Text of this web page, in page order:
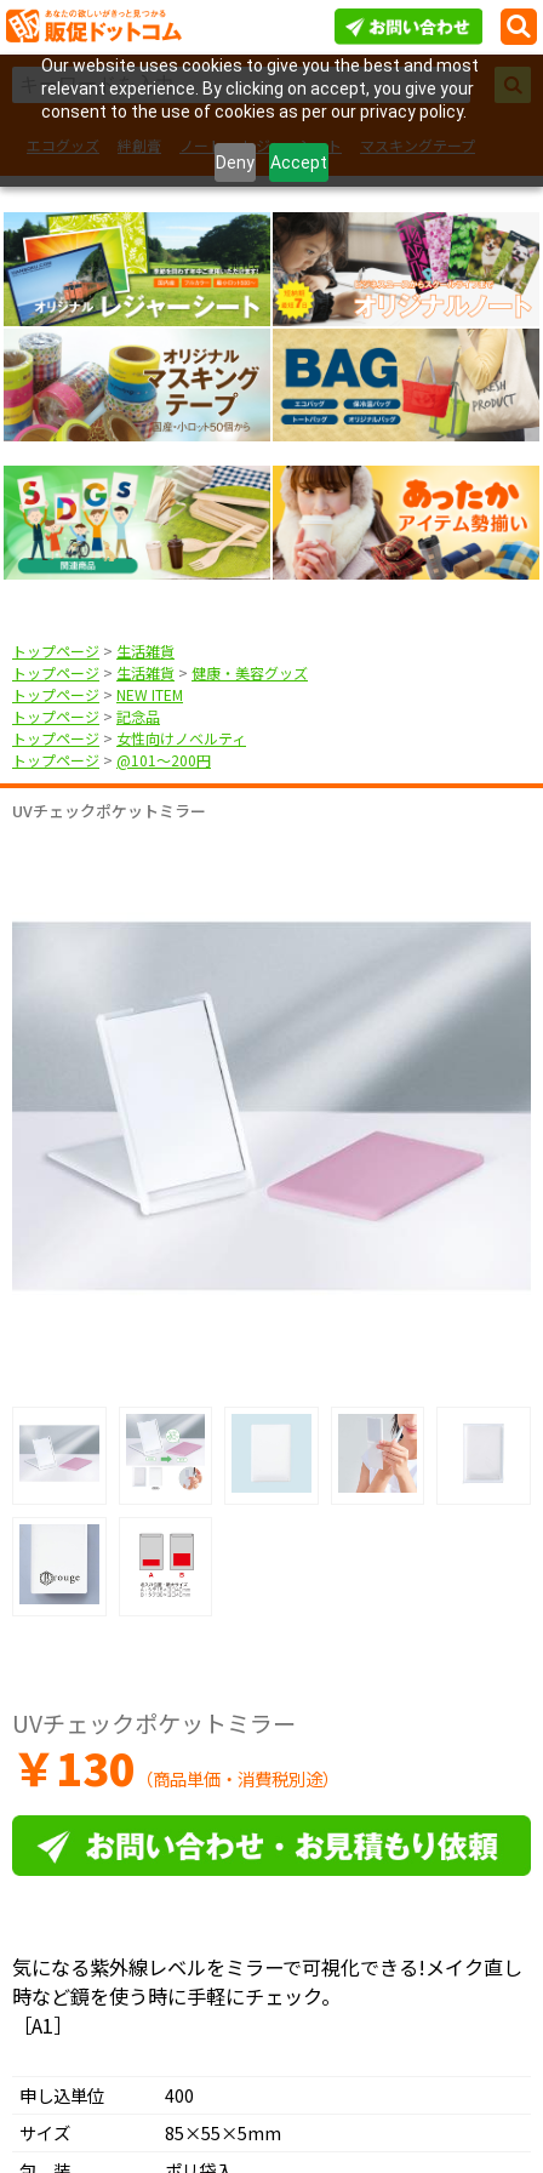
Our website uses cookies to give you the best and most
relevant experience. By clicking on accept, you give your
consent to the use of cookies as per our privacy policy.
Deny Accept
エコグッズ 絆創膏 ノート レジャーシート
マスキングテープ
フェイスシール
トップページ > 生活雑貨
トップページ > 生活雑貨 > 健康・美容グッズ
トップページ > NEW ITEM
トップページ > 記念品
トップページ > 女性向けノベルティ
トップページ > @101〜200円
UVチェックポケットミラー
UVチェックポケットミラー
￥130 （商品単価・消費税別途）
気になる紫外線レベルをミラーで可視化できる!メイク直し
時など鏡を使う時に手軽にチェック。
［A1］
申し込単位
400
サイズ
85×55×5mm